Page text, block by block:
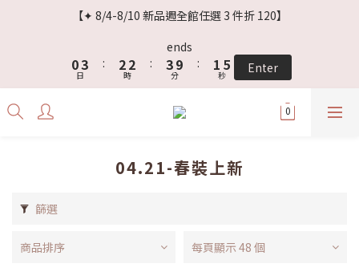
【✦ 8/4-8/10 新品週全館任選 3 件折 120】
ends
0
6
3
2
日
:
5
4
2
1
5
2
1
時
:
6
4
3
2
9
8
6
3
分
:
4
1
0
8
5
4
秒 Enter
04.21-春裝上新
篩選
商品排序 每頁顯示 48 個